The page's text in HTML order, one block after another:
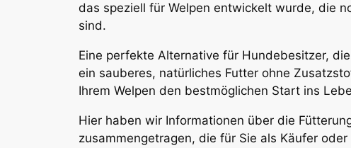
das speziell für Welpen entwickelt wurde, die
sind.
Eine perfekte Alternative für Hundebesitzer,
ein sauberes, natürliches Futter ohne
Ihrem Welpen den bestmöglichen Start ins
Hier haben wir Informationen über die
zusammengetragen, die für Sie als Käufer